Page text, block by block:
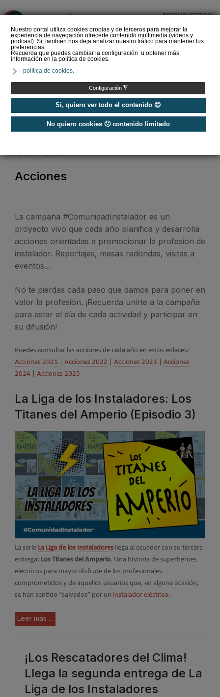
Nuestro portal utiliza cookies propias y de terceros para mejorar la
experiencia de navegación ofrecerte contenido multimedia (vídeos y
podcast). Si, también nos deja analizar nuestro tráfico para mantener tus
preferencias.
Recuerda que puedes cambiar la configuración u obtener más
información en la política de cookies.
política de cookies.
Configuración ◮
Si, quiero ver todo el contenido 😊
No quiero cookies 🙁 contenido limitado
PRESUPUESTOS
Nos unimos para poner en valor la profesión
#ComunidadInstalador
¡ÚNETE A LA CAMPAÑA!
Home / Acciones
Acciones
La campaña #ComunidadInstalador es un
proyecto vivo que cada año planifica y desarrolla
acciones orientadas a promocionar la profesión de
instalador. Reportajes, mesas redondas, visitas a
eventos...
No te pierdas cada paso que damos para poner en
valor la profesión. ¡Recuerda unirte a la campaña
para estar al día de cada actividad y participar en
su difusión!
Puedes consultar las acciones de cada año en estos enlaces:
Acciones 2021
Acciones 2022 Acciones 2023
Acciones
2024
Acciones 2025
La Liga de los Instaladores: Los
Titanes del Amperio (Episodio 3)
La serie La Liga de los Instaladores llega al ecuador con su tercera
entrega: Los Titanes del Amperio. Una historia de superhéroes
eléctricos para mayor disfrute de los profesionales
comprometidos y de aquellos usuarios que, en alguna ocasión,
se han sentido “salvados” por un instalador eléctrico.
Leer más ...
¡Los Rescatadores del Clima!
Llega la segunda entrega de La
Liga de los Instaladores